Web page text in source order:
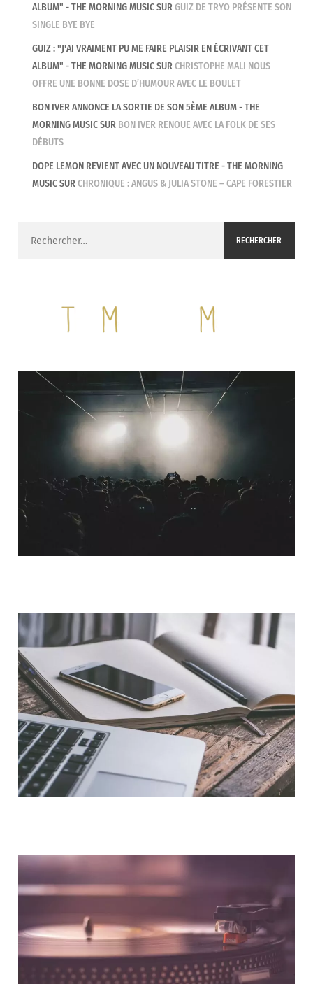
ALBUM" - THE MORNING MUSICSURGUIZ DE TRYO PRÉSENTE SON
SINGLE BYE BYE
GUIZ : "J'AI VRAIMENT PU ME FAIRE PLAISIR EN ÉCRIVANT CET
ALBUM" - THE MORNING MUSICSURCHRISTOPHE MALI NOUS
OFFRE UNE BONNE DOSE D’HUMOUR AVEC LE BOULET
BON IVER ANNONCE LA SORTIE DE SON 5ÈME ALBUM - THE
MORNING MUSICSUR BON IVER RENOUE AVEC LA FOLK DE SES
DÉBUTS
DOPE LEMON REVIENT AVEC UN NOUVEAU TITRE - THE MORNING
MUSICSURCHRONIQUE : ANGUS & JULIA STONE – CAPE FORESTIER